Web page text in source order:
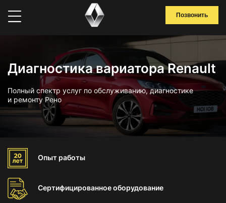
Позвонить
Диагностика вариатора Renault
Полный спектр услуг по обслуживанию, диагностике
и ремонту Рено
Опыт работы
Сертифицированноеоборудование